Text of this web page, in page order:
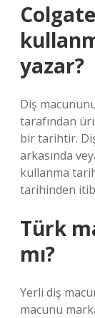
yazar?
Diş
tarafından
bir tarihtir.
arkasında
kullanma
tarihinden
Türk
mı?
Yerli diş
macunu